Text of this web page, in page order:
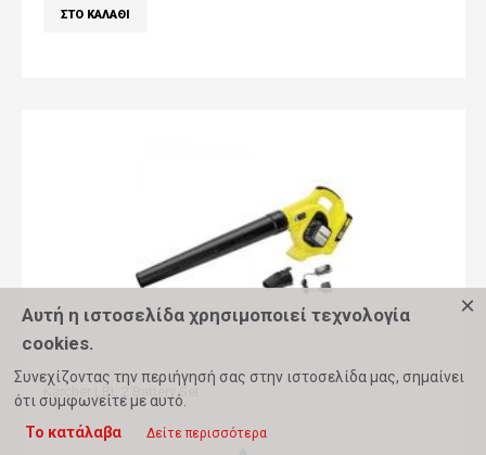
Αυτή η ιστοσελίδα χρησιμοποιεί τεχνολογία
cookies.
Συνεχίζοντας την περιήγησή σας στην ιστοσελίδα μας, σημαίνει
ότι συμφωνείτε με αυτό.
Το κατάλαβα
Δείτε περισσότερα
×
Kärcher LBL 2 Battery Set